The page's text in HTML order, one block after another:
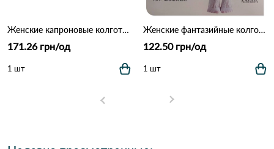
Женские капроновые колготки с вырезом 6018 Черный
171.26 грн/од
1 шт
Женские фантазийные колготки BODICE, кружевные 20 DEN 106 Белый
122.50 грн/од
1 шт